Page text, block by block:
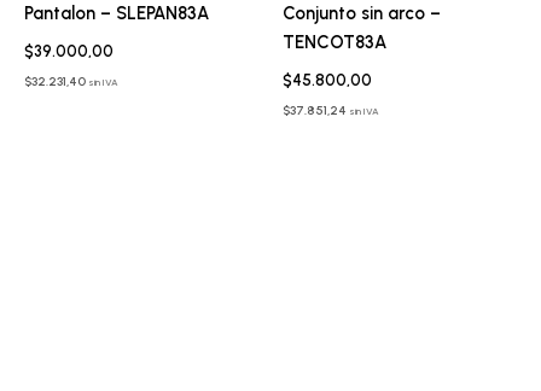
Pantalon – SLEPAN83A
$39.000,00
$32.231,40 sin IVA
Conjunto sin arco –
TENCOT83A
$45.800,00
$37.851,24 sin IVA